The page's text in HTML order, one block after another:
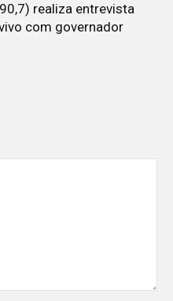
realiza entrevista
com governador